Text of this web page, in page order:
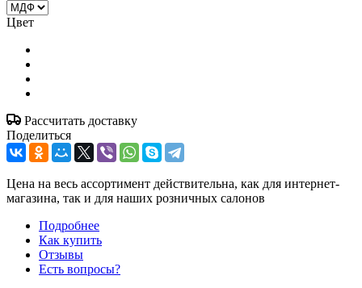
Цвет
Рассчитать доставку
Поделиться
Цена на весь ассортимент действительна, как для интернет-
магазина, так и для наших розничных салонов
Подробнее
Как купить
Отзывы
Есть вопросы?